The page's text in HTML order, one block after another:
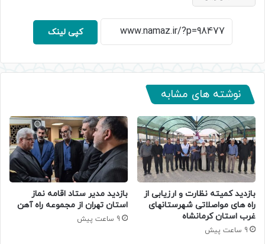
کپی لینک
نوشته های مشابه
بازدید کمیته نظارت و ارزیابی از
راه های مواصلاتی شهرستانهای
غرب استان کرمانشاه
9 ساعت پیش
بازدید مدیر ستاد اقامه نماز
استان تهران از مجموعه راه آهن
9 ساعت پیش